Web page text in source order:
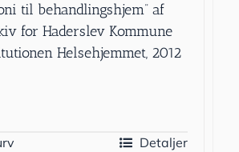
til behandlingshjem” af
for Haderslev Kommune
Helsehjemmet, 2012
Detaljer